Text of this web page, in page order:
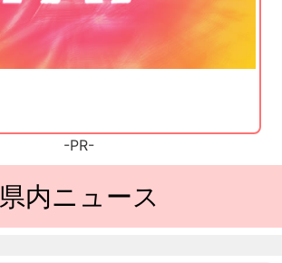
-PR-
県内ニュース